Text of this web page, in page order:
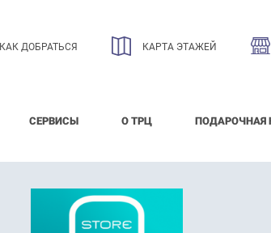
КАК ДОБРАТЬСЯ КАРТА ЭТАЖЕЙ
СЕРВИСЫ О ТРЦ ПОДАРОЧНАЯ